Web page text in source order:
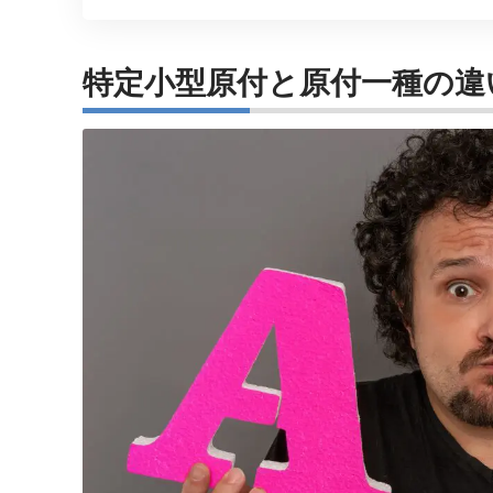
特定小型原付と原付一種の